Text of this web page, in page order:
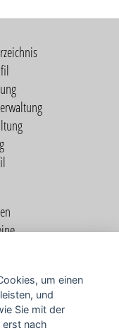
um einen
und
Sie mit der
erst nach